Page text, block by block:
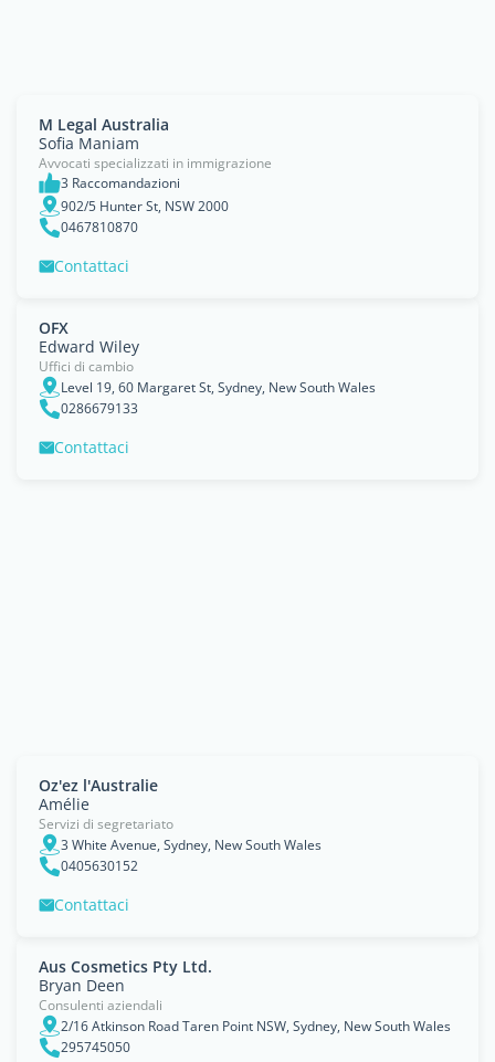
M Legal Australia
Sofia Maniam
Avvocati specializzati in immigrazione
3 Raccomandazioni
902/5 Hunter St, NSW 2000
0467810870
Contattaci
OFX
Edward Wiley
Uffici di cambio
Level 19, 60 Margaret St, Sydney, New South Wales
0286679133
Contattaci
Oz'ez l'Australie
Amélie
Servizi di segretariato
3 White Avenue, Sydney, New South Wales
0405630152
Contattaci
Aus Cosmetics Pty Ltd.
Bryan Deen
Consulenti aziendali
2/16 Atkinson Road Taren Point NSW, Sydney, New South Wales
295745050